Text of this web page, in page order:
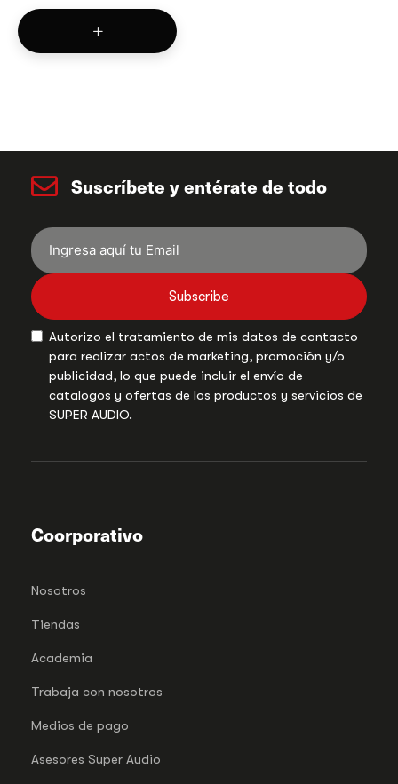
Suscríbete y entérate de todo
Subscribe
Autorizo el tratamiento de mis datos de contacto
para realizar actos de marketing, promoción y/o
publicidad, lo que puede incluir el envío de
catalogos y ofertas de los productos y servicios de
SUPER AUDIO.
Coorporativo
Nosotros
Tiendas
Academia
Trabaja con nosotros
Medios de pago
Asesores Super Audio